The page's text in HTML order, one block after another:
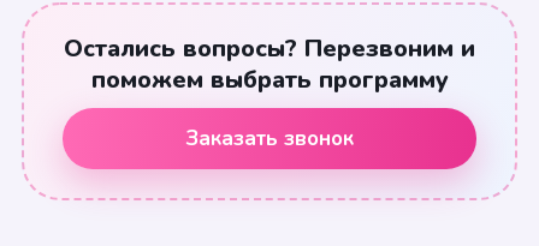
Остались вопросы? Перезвоним и
поможем выбрать программу
Заказать звонок